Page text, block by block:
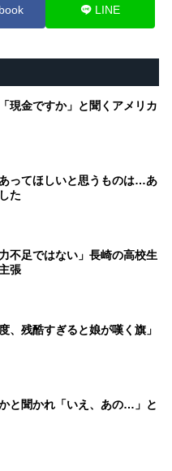
LINE
現金ですか」と聞くアメリカ
ってほしいと思うものは…あ
た
不足ではない」長崎の高校生
張
、残酷すぎると娘が嘆く旗」
と聞かれ「いえ、あの…」と